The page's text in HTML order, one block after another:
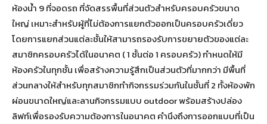
ห้องน้ำ 9 ที่จอดรถ ที่จัดสรรพื้นที่ส่วนตัวสำหรับครอบครัวขนาด
ใหญ่ เหมาะสำหรับผู้ที่ไม่ต้องการแยกตัวออกเป็นครอบครัวเดี่ยว
โดยการแยกส่วนแต่ละชั้นให้สามารถรองรับการขยายตัวของแต่ละ
สมาชิกครอบครัวได้ในอนาคต ( 1 ชั้นต่อ 1 ครอบครัว) กำหนดให้มี
ห้องครัวในทุกชั้น เพื่อสร้างความรู้สึกเป็นส่วนตัวที่มากกว่า มีพื้นที่
ส่วนกลางให้สำหรับทุกสมาชิกทำกิจกรรมร่วมกันในชั้นที่ 2 ทั้งห้องพัก
ผ่อนขนาดใหญ่และลานกิจกรรมแบบ outdoor พร้อมสร้างปล่อง
ลิฟท์เพื่อรองรับความต้องการในอนาคต คำนึงถึงการออกแบบที่เป็น